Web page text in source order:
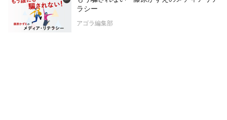
ラシー
アゴラ編集部